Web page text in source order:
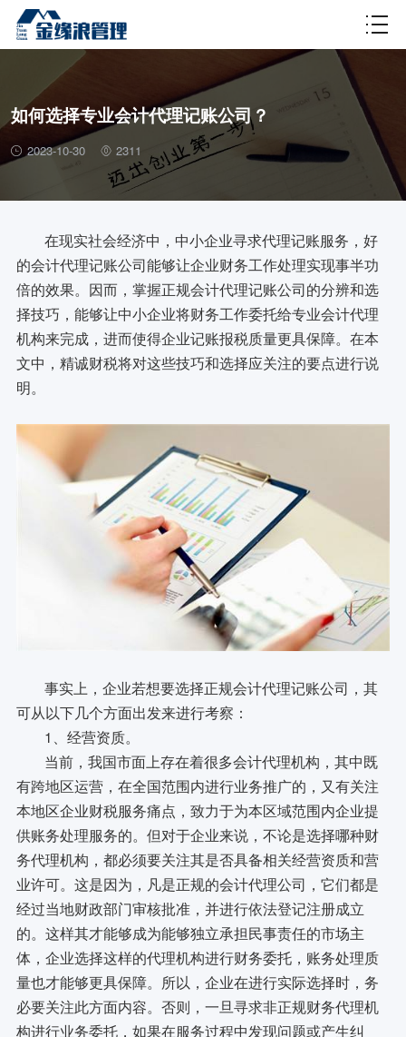
财税百科
如何选择专业会计代理记账公司？
2023-10-30 2311
在现实社会经济中，中小企业寻求代理记账服务，好
的会计代理记账公司能够让企业财务工作处理实现事半功
倍的效果。因而，掌握正规会计代理记账公司的分辨和选
择技巧，能够让中小企业将财务工作委托给专业会计代理
机构来完成，进而使得企业记账报税质量更具保障。在本
文中，精诚财税将对这些技巧和选择应关注的要点进行说
明。
事实上，企业若想要选择正规会计代理记账公司，其
可从以下几个方面出发来进行考察：
1、经营资质。
当前，我国市面上存在着很多会计代理机构，其中既
有跨地区运营，在全国范围内进行业务推广的，又有关注
本地区企业财税服务痛点，致力于为本区域范围内企业提
供账务处理服务的。但对于企业来说，不论是选择哪种财
务代理机构，都必须要关注其是否具备相关经营资质和营
业许可。这是因为，凡是正规的会计代理公司，它们都是
经过当地财政部门审核批准，并进行依法登记注册成立
的。这样其才能够成为能够独立承担民事责任的市场主
体，企业选择这样的代理机构进行财务委托，账务处理质
量也才能够更具保障。所以，企业在进行实际选择时，务
必要关注此方面内容。否则，一旦寻求非正规财务代理机
构进行业务委托，如果在服务过程中发现问题或产生纠